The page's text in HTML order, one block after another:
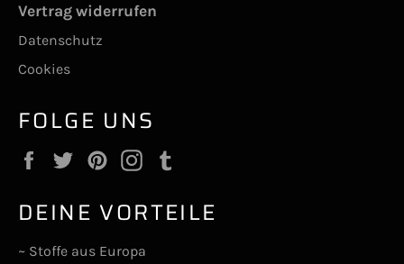
Vertrag widerrufen
Datenschutz
Cookies
FOLGE UNS
FacebookTwitterPinterestInstagram
DEINE VORTEILE
~ Stoffe aus Europa